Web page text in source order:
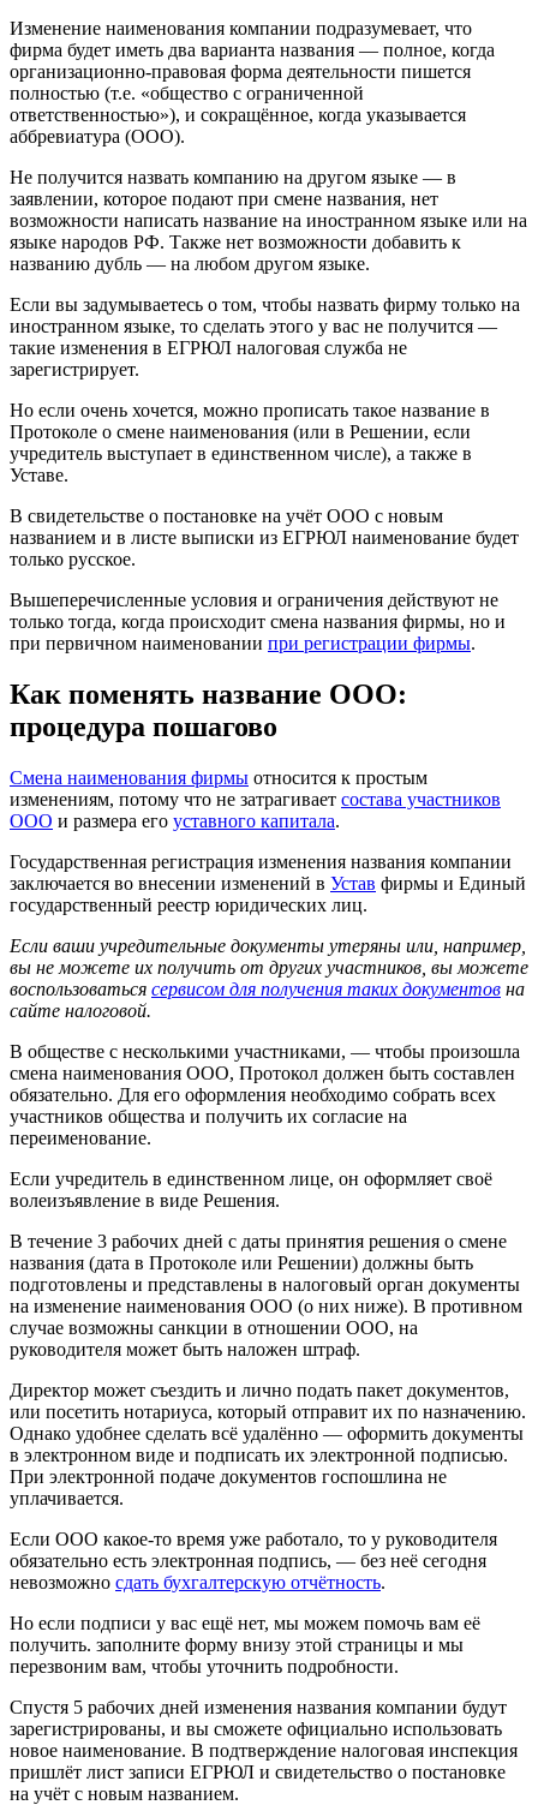
Изменение наименования компании подразумевает, что
фирма будет иметь два варианта названия — полное, когда
организационно-правовая форма деятельности пишется
полностью (т.е. «общество с ограниченной
ответственностью»), и сокращённое, когда указывается
аббревиатура (ООО).
Не получится назвать компанию на другом языке — в
заявлении, которое подают при смене названия, нет
возможности написать название на иностранном языке или на
языке народов РФ. Также нет возможности добавить к
названию дубль — на любом другом языке.
Если вы задумываетесь о том, чтобы назвать фирму только на
иностранном языке, то сделать этого у вас не получится —
такие изменения в ЕГРЮЛ налоговая служба не
зарегистрирует.
Но если очень хочется, можно прописать такое название в
Протоколе о смене наименования (или в Решении, если
учредитель выступает в единственном числе), а также в
Уставе.
В свидетельстве о постановке на учёт ООО с новым
названием и в листе выписки из ЕГРЮЛ наименование будет
только русское.
Вышеперечисленные условия и ограничения действуют не
только тогда, когда происходит смена названия фирмы, но и
при первичном наименовании при регистрации фирмы.
Как поменять название ООО:
процедура пошагово
Смена наименования фирмы относится к простым
изменениям, потому что не затрагивает состава участников
ООО и размера его уставного капитала.
Государственная регистрация изменения названия компании
заключается во внесении изменений в Устав фирмы и Единый
государственный реестр юридических лиц.
Если ваши учредительные документы утеряны или, например,
вы не можете их получить от других участников, вы можете
воспользоваться сервисом для получения таких документов на
сайте налоговой.
В обществе с несколькими участниками, — чтобы произошла
смена наименования ООО, Протокол должен быть составлен
обязательно. Для его оформления необходимо собрать всех
участников общества и получить их согласие на
переименование.
Если учредитель в единственном лице, он оформляет своё
волеизъявление в виде Решения.
В течение 3 рабочих дней с даты принятия решения о смене
названия (дата в Протоколе или Решении) должны быть
подготовлены и представлены в налоговый орган документы
на изменение наименования ООО (о них ниже). В противном
случае возможны санкции в отношении ООО, на
руководителя может быть наложен штраф.
Директор может съездить и лично подать пакет документов,
или посетить нотариуса, который отправит их по назначению.
Однако удобнее сделать всё удалённо — оформить документы
в электронном виде и подписать их электронной подписью.
При электронной подаче документов госпошлина не
уплачивается.
Если ООО какое-то время уже работало, то у руководителя
обязательно есть электронная подпись, — без неё сегодня
невозможно сдать бухгалтерскую отчётность.
Но если подписи у вас ещё нет, мы можем помочь вам её
получить. заполните форму внизу этой страницы и мы
перезвоним вам, чтобы уточнить подробности.
Спустя 5 рабочих дней изменения названия компании будут
зарегистрированы, и вы сможете официально использовать
новое наименование. В подтверждение налоговая инспекция
пришлёт лист записи ЕГРЮЛ и свидетельство о постановке
на учёт с новым названием.